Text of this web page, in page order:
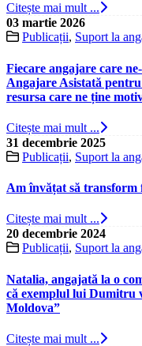
Citește mai mult ...
03 martie 2026
Publicații, Suport la
Fiecare angajare care
Angajare Asistată
resursa care ne ține
Citește mai mult ...
31 decembrie 2025
Publicații, Suport la
Am învățat să transform
Citește mai mult ...
20 decembrie 2024
Publicații, Suport la
Natalia, angajată la o
că exemplul lui Dumitru
Moldova”
Citește mai mult ...